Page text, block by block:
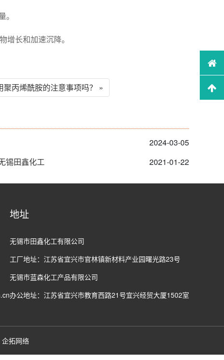
长和加速沉降。
丙烯酰胺的注意事项吗？ »
2024-03-05
锡田鑫化工 2021-01-22
地址
无锡市田鑫化工有限公司
工厂地址：江苏省宜兴市官林镇新材料产业园曙光路23号
无锡市蓝森化工产品有限公司
办公地址：江苏省宜兴市教育西路21号宜兴经贸大厦1502室
企拓网络